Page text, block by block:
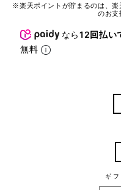
※楽天ポイントが貯まるのは、楽
のお支
なら12回払い
無料
ギ